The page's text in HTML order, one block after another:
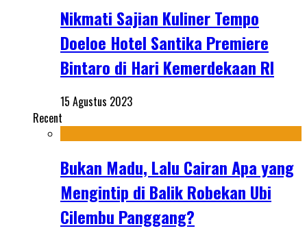
Nikmati Sajian Kuliner Tempo
Doeloe Hotel Santika Premiere
Bintaro di Hari Kemerdekaan RI
15 Agustus 2023
Recent
Bukan Madu, Lalu Cairan Apa yang
Mengintip di Balik Robekan Ubi
Cilembu Panggang?